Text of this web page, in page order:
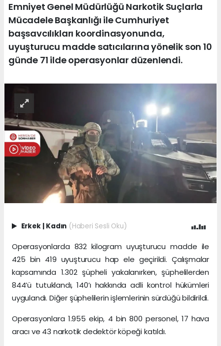
Emniyet Genel Müdürlüğü Narkotik Suçlarla
Mücadele Başkanlığı ile Cumhuriyet
başsavcılıkları koordinasyonunda,
uyuşturucu madde satıcılarına yönelik son 10
günde 71 ilde operasyonlar düzenlendi.
Erkek | Kadın (Haberi Sesli Oku)
Operasyonlarda 832 kilogram uyuşturucu madde ile
425 bin 419 uyuşturucu hap ele geçirildi. Çalışmalar
kapsamında 1.302 şüpheli yakalanırken, şüphelilerden
844’ü tutuklandı, 140’ı hakkında adli kontrol hükümleri
uygulandı. Diğer şüphelilerin işlemlerinin sürdüğü bildirildi.
Operasyonlara 1.955 ekip, 4 bin 800 personel, 17 hava
aracı ve 43 narkotik dedektör köpeği katıldı.